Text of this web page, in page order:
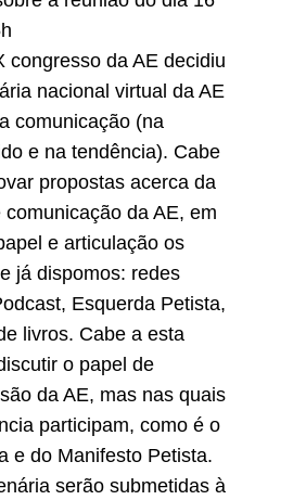
congresso da AE decidiu
nacional virtual da AE
comunicação (na
e na tendência). Cabe
propostas acerca da
da AE, em
e articulação os
já dispomos: redes
Esquerda Petista,
livros. Cabe a esta
o papel de
da AE, mas nas quais
participam, como é o
e do Manifesto Petista.
serão submetidas à